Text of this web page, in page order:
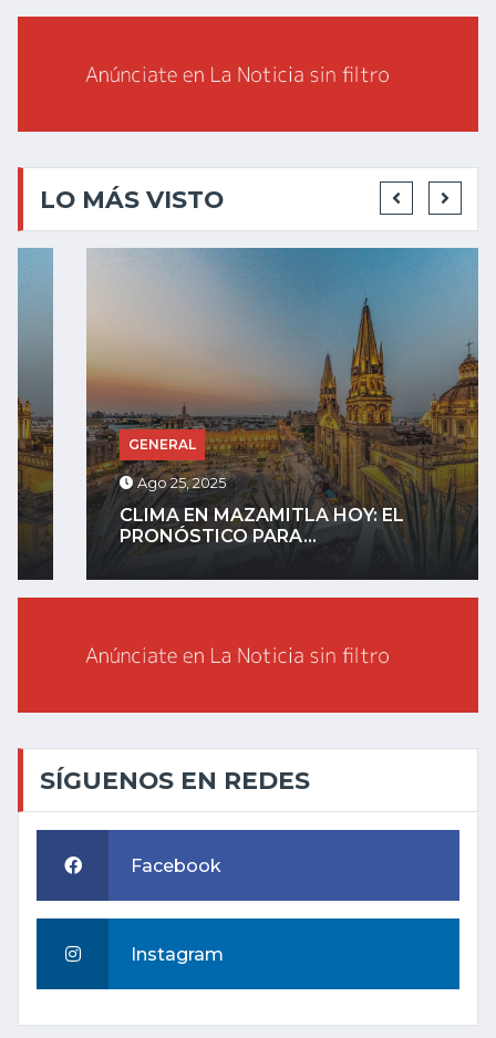
LO MÁS VISTO
GENERAL
Ago 25, 2025
CLIMA EN MAZAMITLA HOY: EL
PRONÓSTICO PARA...
SÍGUENOS EN REDES
Facebook
Instagram